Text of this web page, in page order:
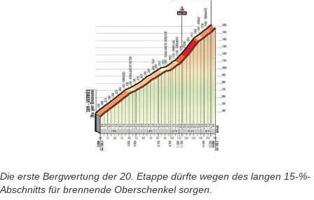
Die erste Bergwertung der 20. Etappe dürfte wegen des langen 15-%-
Abschnitts für brennende Oberschenkel sorgen.